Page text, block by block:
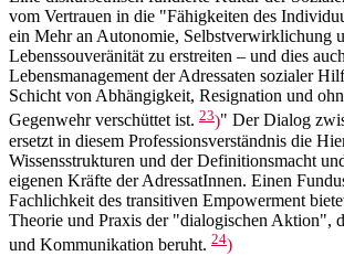
vom Vertrauen in die "Fähigkeiten des
ein Mehr an Autonomie, Selbstverwirklichung
Lebenssouveränität zu erstreiten – und dies
Lebensmanagement der Adressaten sozialer
Schicht von Abhängigkeit, Resignation und
Gegenwehr verschüttet ist. 23)" Der Dialog
ersetzt in diesem Professionsverständnis die
Wissensstrukturen und der Definitionsmacht
eigenen Kräfte der AdressatInnen. Einen
Fachlichkeit des transitiven Empowerment
Theorie und Praxis der "dialogischen Aktion",
und Kommunikation beruht. 24)